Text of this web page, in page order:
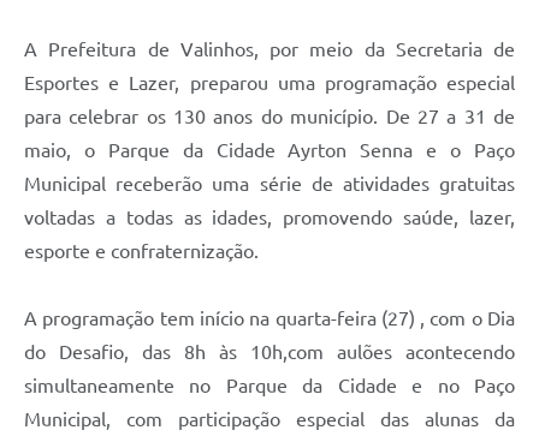
Projetos
Contas Públicas
Editais
Links
A Prefeitura
Enquete
Jornal
A Prefeitura de Valinhos, por meio da Secretaria de
Esportes e Lazer, preparou uma programação especial
para celebrar os 130 anos do município. De 27 a 31 de
maio, o Parque da Cidade Ayrton Senna e o Paço
Municipal receberão uma série de atividades gratuitas
voltadas a todas as idades, promovendo saúde, lazer,
esporte e confraternização.
A programação tem início na quarta-feira (27) , com o Dia
do Desafio, das 8h às 10h,com aulões acontecendo
simultaneamente no Parque da Cidade e no Paço
Municipal, com participação especial das alunas da